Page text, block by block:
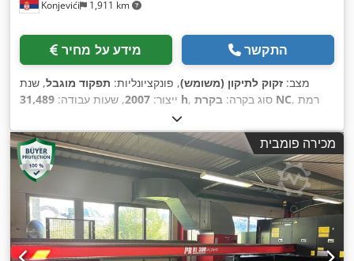
Konjevići 1,911 km
מידע על מחיר התקשר
מצב: זקוק לתיקון (משומש), פונקציונליות: תפקוד מוגבל, שנת
ייצור: 2007, שעות עבודה: 31,489 h , סוג בקרה: בקרת NC, רמת
אוטומציה:, סוג לייזר:
h
, הספק לייזר:4,000 וואט , עובי מירבי של לוח:22 מ"מ
, עובי מירבי
של יריעת פלדה:22 מ"מ , עובי מקסימלי של פח נירוסטה:8 מ"מ
,
עובי מירבי של יריעת אלומיניום:6 מ"מ , אורך שולחן:3,000 מ"מ
,
רוחב שולחן:1,500 מ"מ , אורך עבודה:
, רוחב עבודה:
3,000 מ"מ,
מכירה פומבית